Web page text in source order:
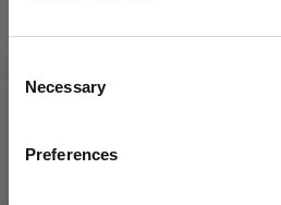
Selection
Necessary
Preferences
Este site destina-se a um público
(empresas e outras entidades